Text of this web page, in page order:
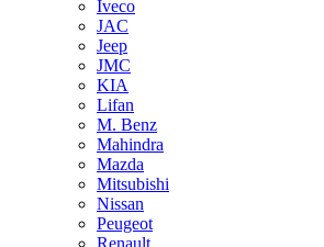
Iveco
JAC
Jeep
JMC
KIA
Lifan
M. Benz
Mahindra
Mazda
Mitsubishi
Nissan
Peugeot
Renault